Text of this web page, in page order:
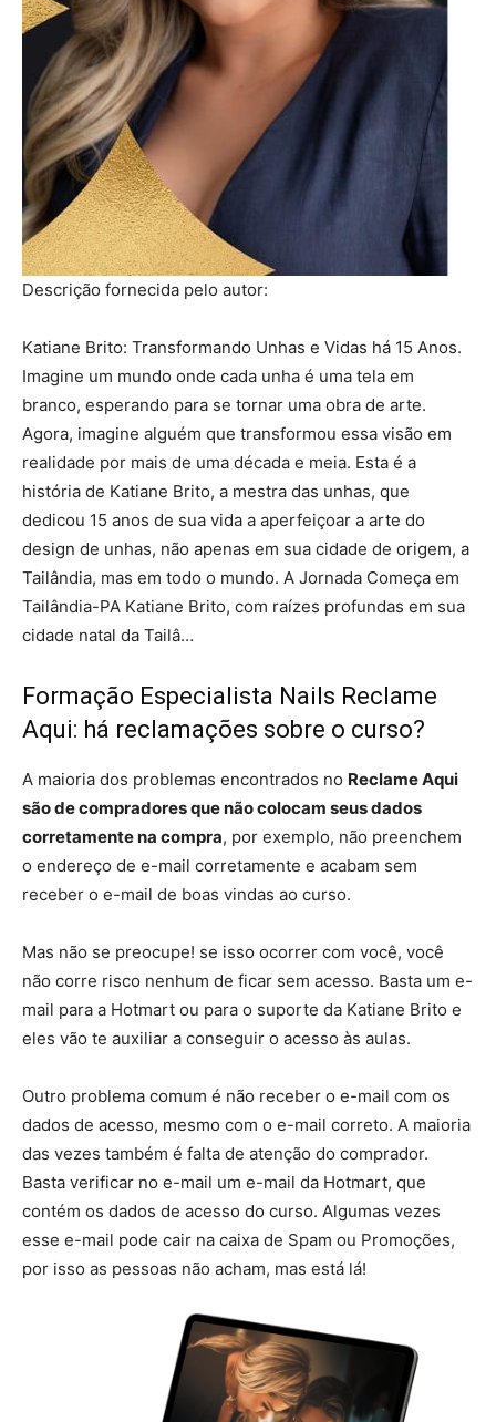
Descrição fornecida pelo autor:
Katiane Brito: Transformando Unhas e Vidas há 15 Anos.
Imagine um mundo onde cada unha é uma tela em
branco, esperando para se tornar uma obra de arte.
Agora, imagine alguém que transformou essa visão em
realidade por mais de uma década e meia. Esta é a
história de Katiane Brito, a mestra das unhas, que
dedicou 15 anos de sua vida a aperfeiçoar a arte do
design de unhas, não apenas em sua cidade de origem, a
Tailândia, mas em todo o mundo. A Jornada Começa em
Tailândia-PA Katiane Brito, com raízes profundas em sua
cidade natal da Tailâ…
Formação Especialista Nails Reclame
Aqui: há reclamações sobre o curso?
A maioria dos problemas encontrados no Reclame Aqui
são de compradores que não colocam seus dados
corretamente na compra, por exemplo, não preenchem
o endereço de e-mail corretamente e acabam sem
receber o e-mail de boas vindas ao curso.
Mas não se preocupe! se isso ocorrer com você, você
não corre risco nenhum de ficar sem acesso. Basta um e-
mail para a Hotmart ou para o suporte da Katiane Brito e
eles vão te auxiliar a conseguir o acesso às aulas.
Outro problema comum é não receber o e-mail com os
dados de acesso, mesmo com o e-mail correto. A maioria
das vezes também é falta de atenção do comprador.
Basta verificar no e-mail um e-mail da Hotmart, que
contém os dados de acesso do curso. Algumas vezes
esse e-mail pode cair na caixa de Spam ou Promoções,
por isso as pessoas não acham, mas está lá!